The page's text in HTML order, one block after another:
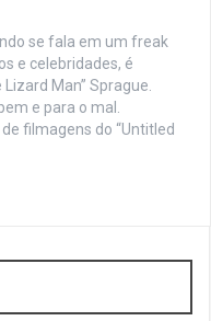
se fala em um freak
e celebridades, é
Man” Sprague.
e para o mal.
filmagens do “Untitled